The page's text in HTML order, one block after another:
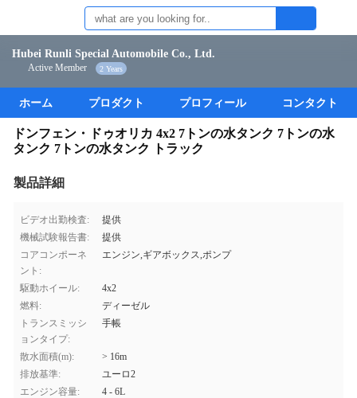
Hubei Runli Special Automobile Co., Ltd.
Active Member 2 Years
ホーム プロダクト プロフィール コンタクト
ドンフェン・ドゥオリカ 4x2 7トンの水タンク 7トンの水
タンク 7トンの水タンク トラック
製品詳細
ビデオ出勤検査:
提供
機械試験報告書:
提供
コアコンポーネ
ント:
エンジン,ギアボックス,ポンプ
駆動ホイール:
4x2
燃料:
ディーゼル
トランスミッシ
ョンタイプ:
手帳
散水面積(m):
> 16m
排放基準:
ユーロ2
エンジン容量:
4 - 6L